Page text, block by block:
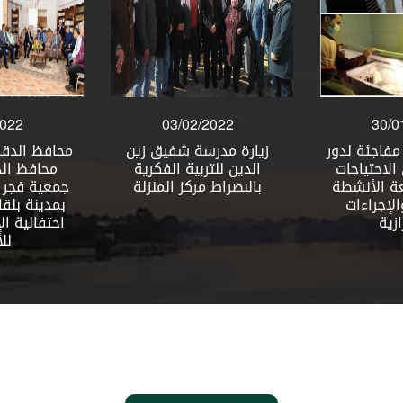
زيارة
الدين
30/01/2022
زيارات ميدانية مفاجئة لدور
الرعاية لذوي الاحتياجات
الخاصة لمتابعة الأنشطة
والخدمات والإجراءات
الاحترازية
31/
لجميع
التأهيل -
ومراكز